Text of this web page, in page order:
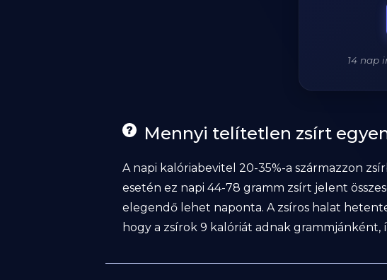
14 nap
Mennyi telítetlen zsírt
A napi kalóriabevitel 20-35%-a származzon
esetén ez napi 44-78 gramm zsírt jelent
elegendő lehet naponta. A zsíros halat
hogy a zsírok 9 kalóriát adnak